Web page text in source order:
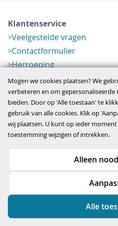
Klantenservice
Veelgestelde vragen
Contactformulier
Herroeping
Over ons
Bedrijfsgegevens
Werkwijze
Overzichten
Verlopen aanbod
Copyright © 2026
privacy- en cookiebeleid
Mogen we cookies plaatsen? We
verbeteren en om
bieden. Door op 'Alle toestaan' te
gebruik van alle cookies. Klik op
wij plaatsen. U kunt op ieder
toestemming wijzigen of intrekken.
Alleen
Alle